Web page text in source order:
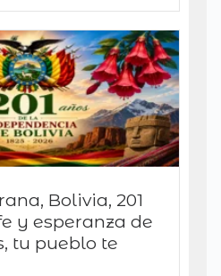
Bolivia, 201
y esperanza de
tu pueblo te